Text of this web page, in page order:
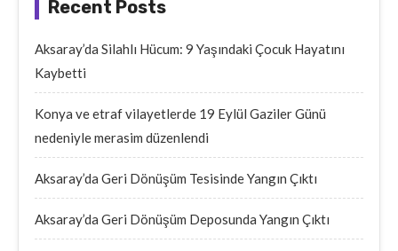
Recent Posts
Aksaray’da Silahlı Hücum: 9 Yaşındaki Çocuk Hayatını
Kaybetti
Konya ve etraf vilayetlerde 19 Eylül Gaziler Günü
nedeniyle merasim düzenlendi
Aksaray’da Geri Dönüşüm Tesisinde Yangın Çıktı
Aksaray’da Geri Dönüşüm Deposunda Yangın Çıktı